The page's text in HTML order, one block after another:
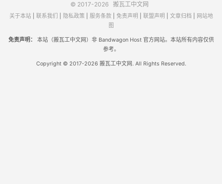
© 2017-2026 搬瓦工中文网
关于本站| 联系我们 隐私政策 服务条款 免责声明 联盟声明 文章归档
网站地
图
免责声明：
本站（搬瓦工中文网）非 Bandwagon Host 官方网站。本站所有内容仅供
参考。
Copyright © 2017-2026 搬瓦工中文网. All Rights Reserved.